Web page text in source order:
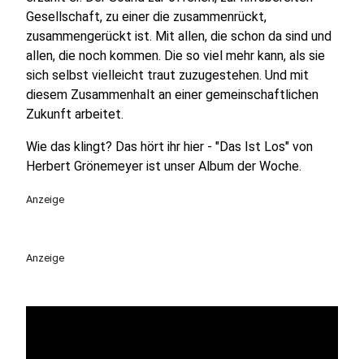
Gesellschaft, zu einer die zusammenrückt,
zusammengerückt ist. Mit allen, die schon da sind und
allen, die noch kommen. Die so viel mehr kann, als sie
sich selbst vielleicht traut zuzugestehen. Und mit
diesem Zusammenhalt an einer gemeinschaftlichen
Zukunft arbeitet.
Wie das klingt? Das hört ihr hier - "Das Ist Los" von
Herbert Grönemeyer ist unser Album der Woche.
Anzeige
Anzeige